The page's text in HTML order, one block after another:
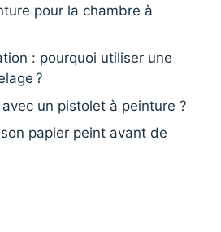
pour la chambre à
: pourquoi utiliser une
?
un pistolet à peinture ?
papier peint avant de